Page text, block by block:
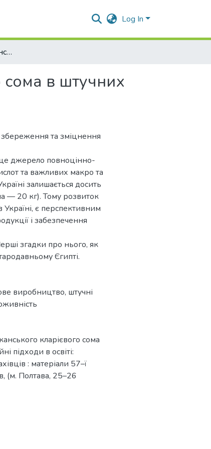
Log In
Вирощування африканського кларієвого сома в штучних садках фермерського господарства
в штучних
та зміцнення
джерело повноцінно-
та важливих макро та
залишається досить
— 20 кг). Тому розвиток
є перспективним
і забезпечення
згадки про нього, як
Єгипті.
виробництво, штучні
кларієвого сома
підходи в освіті:
: матеріали 57–ї
(м. Полтава, 25–26